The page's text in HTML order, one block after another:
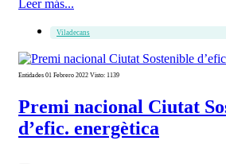
Leer más...
Viladecans
Entidades 01 Febrero 2022 Visto: 1139
Premi nacional Ciutat
d’efic. energètica